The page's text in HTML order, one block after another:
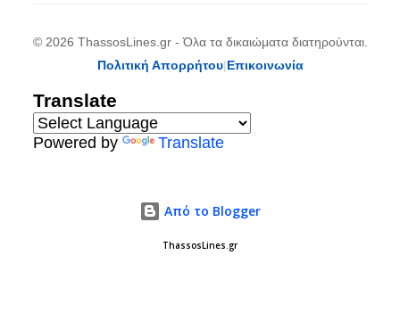
© 2026 ThassosLines.gr - Όλα τα δικαιώματα διατηρούνται.
Πολιτική Απορρήτου|Επικοινωνία
Translate
Powered by Translate
Από το Blogger
ThassosLines.gr